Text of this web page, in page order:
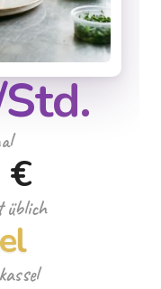
€
üblich